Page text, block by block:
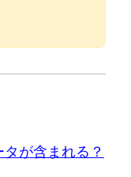
が含まれる？